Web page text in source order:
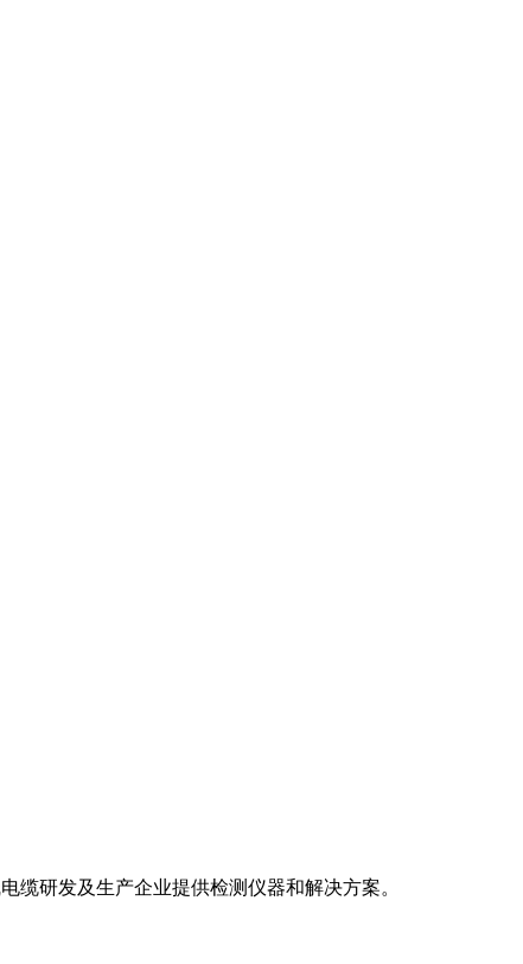
缆研发及生产企业提供检测仪器和解决方案。